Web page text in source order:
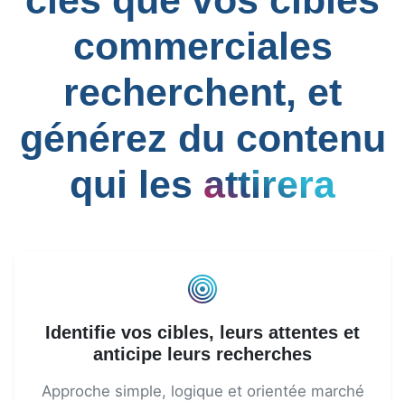
commerciales
recherchent, et
générez du contenu
qui les attirera
Identifie vos cibles, leurs attentes et
anticipe leurs recherches
Approche simple, logique et orientée marché